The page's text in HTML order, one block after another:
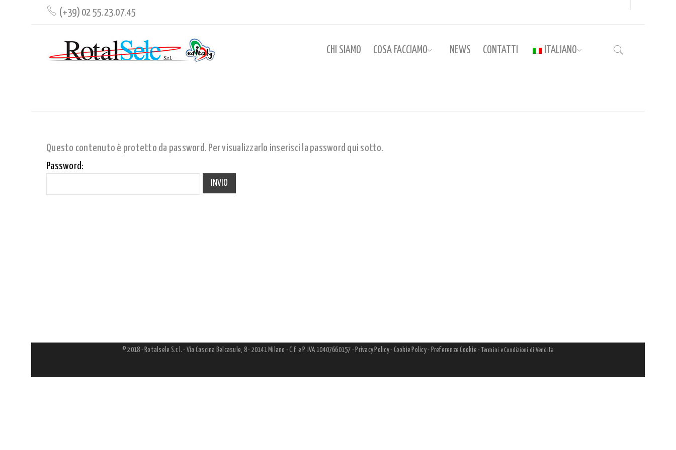
(+39) 02 55.23.07.45
CHI SIAMO COSA FACCIAMO NEWS CONTATTI ITALIANO
Questo contenuto è protetto da password. Per visualizzarlo inserisci la password qui sotto.
Password:
© 2018 - Rotalsele S.r.l. - Via Cascina Belcasule, 8 - 20141 Milano - C.F. e P. IVA 10407660157 -Privacy Policy- Cookie Policy- Preferenze Cookie - Termini e Condizioni di Vendita